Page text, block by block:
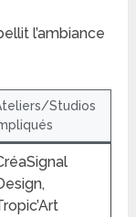
l’ambiance
Studios